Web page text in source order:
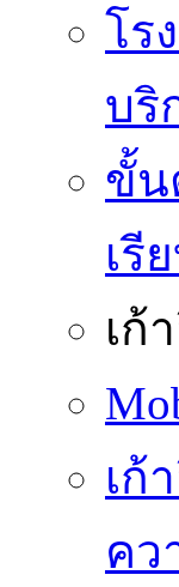
โร
บริ
ขั้น
เรี
เก้
เก้
คว